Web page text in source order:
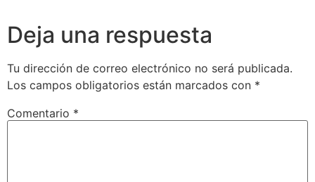
Deja una respuesta
Tu dirección de correo electrónico no será publicada.
Los campos obligatorios están marcados con *
Comentario *